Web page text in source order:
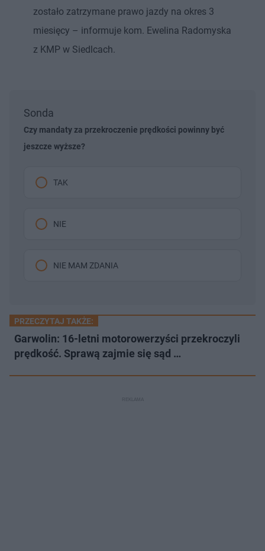
zostało zatrzymane prawo jazdy na okres 3
miesięcy – informuje kom. Ewelina Radomyska
z KMP w Siedlcach.
Sonda
Czy mandaty za przekroczenie prędkości powinny być
jeszcze wyższe?
TAK
NIE
NIE MAM ZDANIA
PRZECZYTAJ TAKŻE:
Garwolin: 16-letni motorowerzyści przekroczyli
prędkość. Sprawą zajmie się sąd …